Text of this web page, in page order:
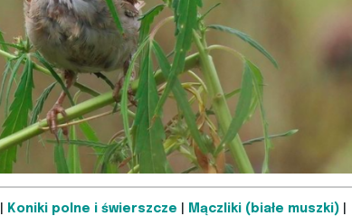
Koniki polne i świerszcze Mączliki (białe muszki)